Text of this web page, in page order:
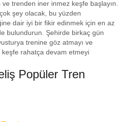
trenden iner inmez keşfe başlayın.
şey olacak, bu yüzden
dair iyi bir fikir edinmek için en az
bulundurun. Şehirde birkaç gün
trenine göz atmayı ve
rahatça devam etmeyi
Popüler Tren